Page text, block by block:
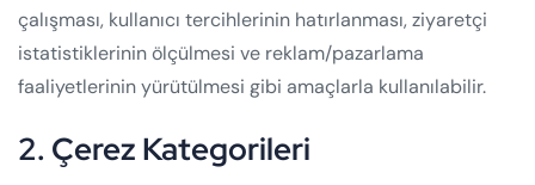
çalışması, kullanıcı tercihlerinin hatırlanması, ziyaretçi
istatistiklerinin ölçülmesi ve reklam/pazarlama
faaliyetlerinin yürütülmesi gibi amaçlarla kullanılabilir.
2. Çerez Kategorileri